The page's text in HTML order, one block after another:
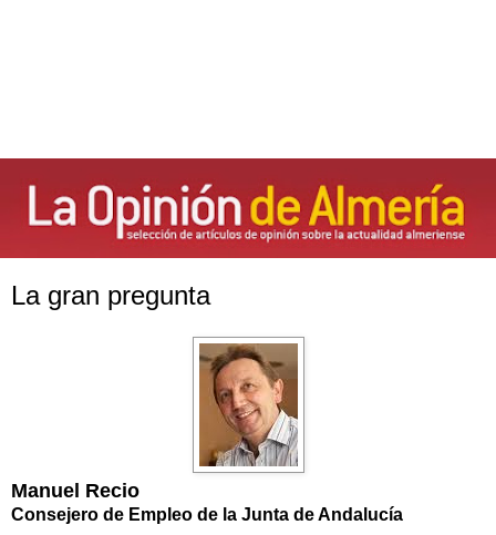
La gran pregunta
Manuel Recio
Consejero de Empleo de la Junta de Andalucía